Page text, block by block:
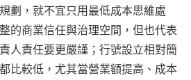
劃，就不宜只用最低成本思維處
的商業信任與治理空間，但也代表
人責任要更嚴謹；行號設立相對簡
比較低，尤其當營業額提高、成本